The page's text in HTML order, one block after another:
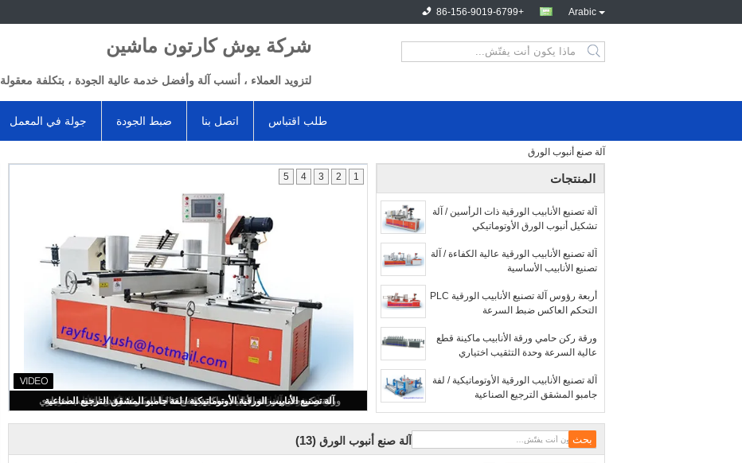
Arabic
+86-156-9019-6799
شركة يوش كارتون ماشين
لتزويد العملاء ، أنسب آلة وأفضل خدمة عالية الجودة ، بتكلفة معقولة
جولة في المعمل ضبط الجودة اتصل بنا طلب اقتباس
آلة صنع أنبوب الورق
آلة تصنيع الأنابيب الورقية ذات الرأسين / آلة تشكيل أنبوب الورق الأوتوماتيكي
1
2
3
4
5 المنتجات
آلة تصنيع الأنابيب الورقية ذات الرأسين / آلة
تشكيل أنبوب الورق الأوتوماتيكي
آلة تصنيع الأنابيب الورقية عالية الكفاءة / آلة
تصنيع الأنابيب الأساسية
أربعة رؤوس آلة تصنيع الأنابيب الورقية PLC
التحكم العاكس ضبط السرعة
ورقة ركن حامي ورقة الأنابيب ماكينة قطع
عالية السرعة وحدة التثقيب اختياري
آلة تصنيع الأنابيب الورقية الأوتوماتيكية / لفة
جامبو المشقق الترجيع الصناعية
آلة صنع أنبوب الورق (13)